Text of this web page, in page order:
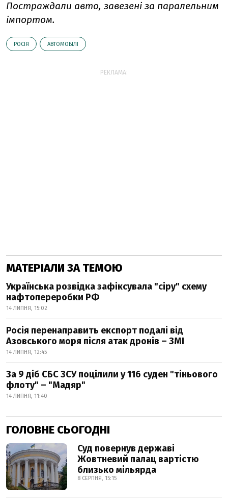
Постраждали авто, завезені за паралельним
імпортом.
РОСІЯ АВТОМОБІЛІ
РЕКЛАМА:
МАТЕРІАЛИ ЗА ТЕМОЮ
Українська розвідка зафіксувала "сіру" схему
нафтопереробки РФ
14 ЛИПНЯ, 15:02
Росія перенаправить експорт подалі від
Азовського моря після атак дронів – ЗМІ
14 ЛИПНЯ, 12:45
За 9 діб СБС ЗСУ поцілили у 116 суден "тіньового
флоту" – "Мадяр"
14 ЛИПНЯ, 11:40
ГОЛОВНЕ СЬОГОДНІ
Суд повернув державі
Жовтневий палац вартістю
близько мільярда
8 СЕРПНЯ, 15:15